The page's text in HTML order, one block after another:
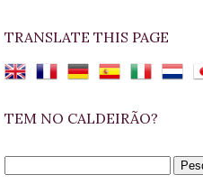
TRANSLATE THIS PAGE
TEM NO CALDEIRÃO?